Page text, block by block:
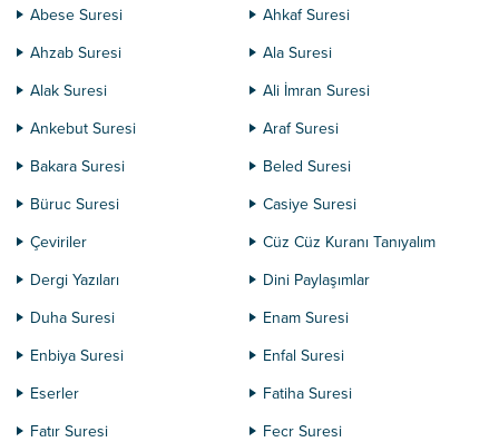
Abese Suresi
Ahkaf Suresi
Ahzab Suresi
Ala Suresi
Alak Suresi
Ali İmran Suresi
Ankebut Suresi
Araf Suresi
Bakara Suresi
Beled Suresi
Büruc Suresi
Casiye Suresi
Çeviriler
Cüz Cüz Kuranı Tanıyalım
Dergi Yazıları
Dini Paylaşımlar
Duha Suresi
Enam Suresi
Enbiya Suresi
Enfal Suresi
Eserler
Fatiha Suresi
Fatır Suresi
Fecr Suresi